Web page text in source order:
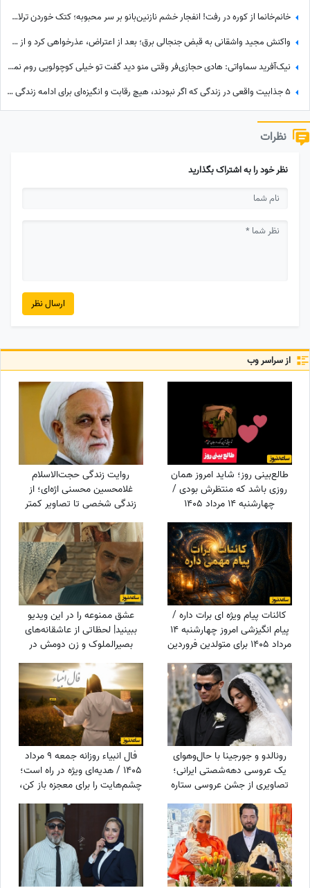
خانم‌خانما از کوره در رفت! انفجار خشم نازنین‌بانو بر سر محبوبه؛ کتک خوردن ترلان پروانه از لاله اسکندری سکانسی که همه انتظارش را می‌کشیدند
واکنش مجید واشقانی به قبض جنجالی برق؛ بعد از اعتراض، عذرخواهی کرد و از شرکت برق تشکر کرد
نیک‌آفرید سماواتی: هادی حجازی‌فر وقتی منو دید گفت تو خیلی کوچولویی روم نمی‌شه عاشقت بشم !
5 جذابیت واقعی در زندگی که اگر نبودند، هیچ رقابت و انگیزه‌ای برای ادامه زندگی وجود نداشت! آخریش از همه مهم‌تره!
نظرات
نظر خود را به اشتراک بگذارید
ارسال نظر
از سراسر وب
طالع‌بینی روز؛ شاید امروز همان
روزی باشد که منتظرش بودی /
چهارشنبه 14 مرداد 1405
روایت زندگی حجت‌الاسلام
غلامحسین محسنی اژه‌ای؛ از
زندگی شخصی تا تصاویر کمتر
دیده‌شده + فیلم و عکس دیدنی
کائنات پیام ویژه ای برات داره /
پیام انگیزشی امروز چهارشنبه 14
مرداد 1405 برای متولدین فروردین
تا اسفند: اگر می‌خواهیش رهاش
نکن + ویدئو
عشق ممنوعه را در این ویدیو
ببینید| لحظاتی از عاشقانه‌های
بصیرالملوک و زن دومش در
بامداد خمار؛ از مشاعره دلبرانه
تا....
رونالدو و جورجینا با حال‌وهوای
یک عروسی دهه‌شصتی ایرانی؛
تصاویری از جشن عروسی ستاره
فوتبال با حضور هالند، امباپه و
مسی که همه را غافلگیر کرد!
فال انبیاء روزانه جمعه 9 مرداد
1405 / هدیه‌ای ویژه در راه است؛
چشم‌هایت را برای معجزه باز کن،
دنیا پیامی دارد که قلبت را
خوشحال می‌کند